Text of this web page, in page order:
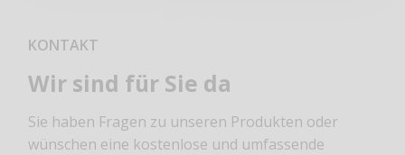
KONTAKT
Wir sind für Sie da
Sie haben Fragen zu unseren Produkten oder
wünschen eine kostenlose und umfassende